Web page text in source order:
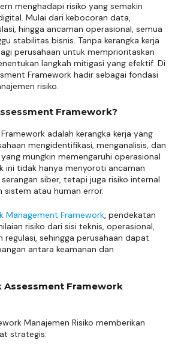
menghadapi risiko yang semakin
Mulai dari kebocoran data,
hingga ancaman operasional, semua
stabilitas bisnis. Tanpa kerangka kerja
perusahaan untuk memprioritaskan
langkah mitigasi yang efektif. Di
Framework hadir sebagai fondasi
risiko.
Framework?
adalah kerangka kerja yang
mengidentifikasi, menganalisis, dan
mungkin memengaruhi operasional
ini tidak hanya menyoroti ancaman
siber, tetapi juga risiko internal
sistem atau human error.
Management Framework, pendekatan
risiko dari sisi teknis, operasional,
regulasi, sehingga perusahaan dapat
antara keamanan dan
Assessment Framework
Manajemen Risiko memberikan
strategis: